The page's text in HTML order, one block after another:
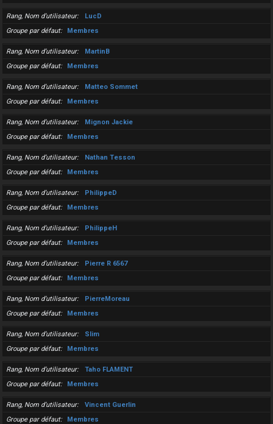
Rang, Nom d’utilisateur
LucD
Groupe par défaut
Membres
Rang, Nom d’utilisateur
MartinB
Groupe par défaut
Membres
Rang, Nom d’utilisateur
Matteo Sommet
Groupe par défaut
Membres
Rang, Nom d’utilisateur
Mignon Jackie
Groupe par défaut
Membres
Rang, Nom d’utilisateur
Nathan Tesson
Groupe par défaut
Membres
Rang, Nom d’utilisateur
PhilippeD
Groupe par défaut
Membres
Rang, Nom d’utilisateur
PhilippeH
Groupe par défaut
Membres
Rang, Nom d’utilisateur
Pierre R 6567
Groupe par défaut
Membres
Rang, Nom d’utilisateur
PierreMoreau
Groupe par défaut
Membres
Rang, Nom d’utilisateur
Slim
Groupe par défaut
Membres
Rang, Nom d’utilisateur
Taho FLAMENT
Groupe par défaut
Membres
Rang, Nom d’utilisateur
Vincent Guerlin
Groupe par défaut
Membres